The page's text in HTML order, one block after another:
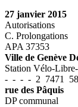
27 janvier 2015
Autorisations
C. Prolongations
APA 37353
Ville de Genève
Station Vélo-
- - - - 2 7471
rue des Pâquis
DP communal